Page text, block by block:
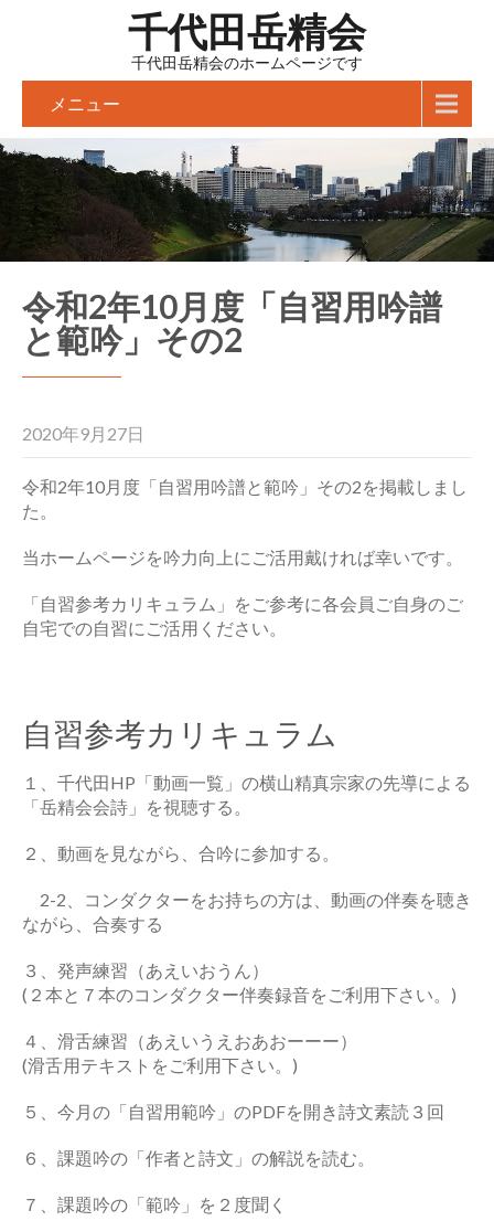
千代田岳精会
千代田岳精会のホームページです
メニュー
令和2年10月度「自習用吟譜
と範吟」その2
2020年9月27日
令和2年10月度「自習用吟譜と範吟」その2を掲載しまし
た。
当ホームページを吟力向上にご活用戴ければ幸いです。
「自習参考カリキュラム」をご参考に各会員ご自身のご
自宅での自習にご活用ください。
自習参考カリキュラム
１、千代田HP「動画一覧」の横山精真宗家の先導による
「岳精会会詩」を視聴する。
２、動画を見ながら、合吟に参加する。
2-2、コンダクターをお持ちの方は、動画の伴奏を聴き
ながら、合奏する
３、発声練習（あえいおうん）
(２本と７本のコンダクター伴奏録音をご利用下さい。)
４、滑舌練習（あえいうえおあおーーー）
(滑舌用テキストをご利用下さい。)
５、今月の「自習用範吟」のPDFを開き詩文素読３回
６、課題吟の「作者と詩文」の解説を読む。
７、課題吟の「範吟」を２度聞く